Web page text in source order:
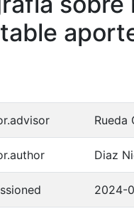
Rueda
Diaz
2024-